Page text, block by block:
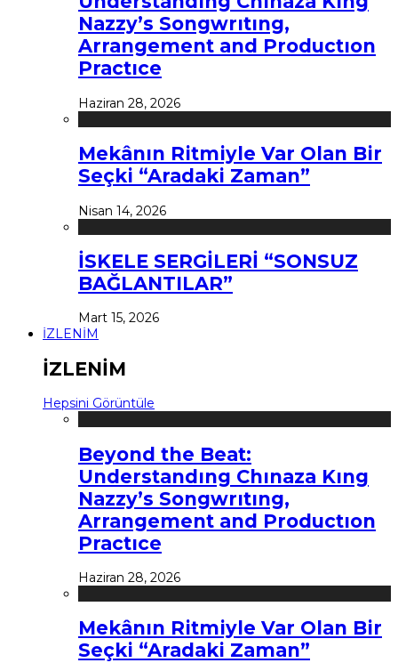
Nazzy’s Songwrıtıng,
Arrangement and Productıon
Practıce
Haziran 28, 2026
Mekânın Ritmiyle Var Olan Bir
Seçki “Aradaki Zaman”
Nisan 14, 2026
İSKELE SERGİLERİ “SONSUZ
BAĞLANTILAR”
Mart 15, 2026
İZLENİM
İZLENİM
Hepsini Görüntüle
Beyond the Beat:
Understandıng Chınaza Kıng
Nazzy’s Songwrıtıng,
Arrangement and Productıon
Practıce
Haziran 28, 2026
Mekânın Ritmiyle Var Olan Bir
Seçki “Aradaki Zaman”